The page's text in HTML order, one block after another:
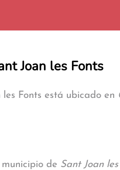
Joan les Fonts
Fonts está ubicado en
de Sant Joan